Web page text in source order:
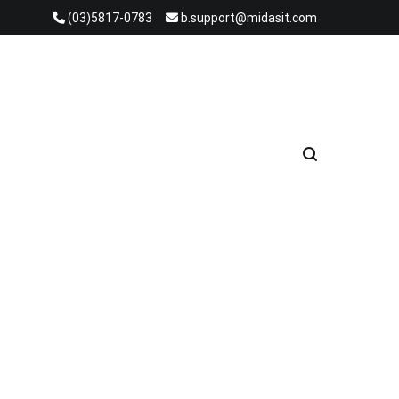
(03)5817-0783 b.support@midasit.com